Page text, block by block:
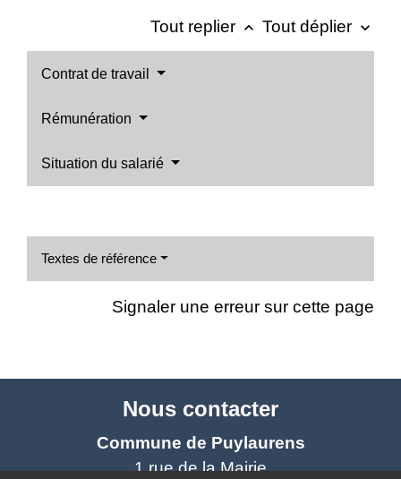
Tout replier keyboard_arrow_up Tout déplier keyboard_arrow_down
Contrat de travail
Rémunération
Situation du salarié
Textes de référence
Signaler une erreur sur cette page
Nous contacter
Commune de Puylaurens
1 rue de la Mairie